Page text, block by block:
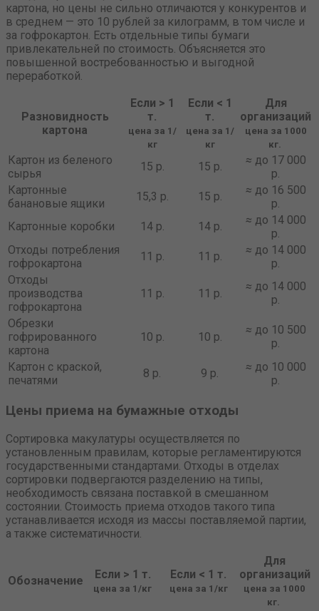
картона, но цены не сильно отличаются у конкурентов и
в среднем — это 10 рублей за килограмм, в том числе и
за гофрокартон. Есть отдельные типы бумаги
привлекательней по стоимость. Объясняется это
повышенной востребованностью и выгодной
переработкой.
Разновидность
картона
Если > 1
т.
цена за 1/
кг
Если < 1
т.
цена за 1/
кг
Для
организаций
цена за 1000
кг.
Картон из беленого
сырья
15 р. 15 р. ≈ до 17 000
р.
Картонные
банановые ящики
15,3 р. 15 р. ≈ до 16 500
р.
Картонные коробки
14 р. 14 р. ≈ до 14 000
р.
Отходы потребления
гофрокартона
11 р. 11 р. ≈ до 14 000
р.
Отходы
производства
гофрокартона
11 р. 11 р.
≈ до 14 000
р.
Обрезки
гофрированного
картона
10 р. 10 р.
≈ до 10 500
р.
Картон с краской,
печатями
8 р. 9 р. ≈ до 10 000
р.
Цены приема на бумажные отходы
Сортировка макулатуры осуществляется по
установленным правилам, которые регламентируются
государственными стандартами. Отходы в отделах
сортировки подвергаются разделению на типы,
необходимость связана поставкой в смешанном
состоянии. Стоимость приема отходов такого типа
устанавливается исходя из массы поставляемой партии,
а также систематичности.
Обозначение Если > 1 т.
цена за 1/кг
Если < 1 т.
цена за 1/кг
Для
организаций
цена за 1000
кг.